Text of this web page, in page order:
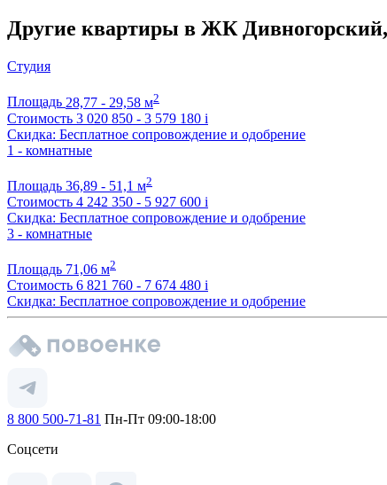
Другие квартиры в ЖК
Студия
Площадь 28,77 - 29,58 м2
Стоимость 3 020 850 - 3 579 180 i
Скидка: Бесплатное сопровождение и одобрение
1 - комнатные
Площадь 36,89 - 51,1 м2
Стоимость 4 242 350 - 5 927 600 i
Скидка: Бесплатное сопровождение и одобрение
3 - комнатные
Площадь 71,06 м2
Стоимость 6 821 760 - 7 674 480 i
Скидка: Бесплатное сопровождение и одобрение
8 800 500-71-81 Пн-Пт 09:00-18:00
Соцсети